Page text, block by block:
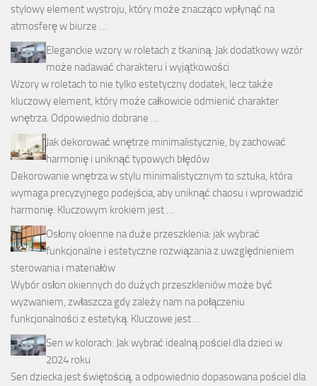
stylowy element wystroju, który może znacząco wpłynąć na
atmosferę w biurze …
Eleganckie wzory w roletach z tkaniną: Jak dodatkowy wzór
może nadawać charakteru i wyjątkowości
Wzory w roletach to nie tylko estetyczny dodatek, lecz także
kluczowy element, który może całkowicie odmienić charakter
wnętrza. Odpowiednio dobrane …
Jak dekorować wnętrze minimalistycznie, by zachować
harmonię i uniknąć typowych błędów
Dekorowanie wnętrza w stylu minimalistycznym to sztuka, która
wymaga precyzyjnego podejścia, aby uniknąć chaosu i wprowadzić
harmonię. Kluczowym krokiem jest …
Osłony okienne na duże przeszklenia: jak wybrać
funkcjonalne i estetyczne rozwiązania z uwzględnieniem
sterowania i materiałów
Wybór osłon okiennych do dużych przeszkleniów może być
wyzwaniem, zwłaszcza gdy zależy nam na połączeniu
funkcjonalności z estetyką. Kluczowe jest …
Sen w kolorach: Jak wybrać idealną pościel dla dzieci w
2024 roku
Sen dziecka jest świętością, a odpowiednio dopasowana pościel dla